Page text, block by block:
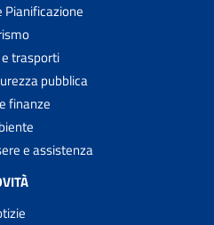
Pianificazione
trasporti
pubblica
finanze
e assistenza